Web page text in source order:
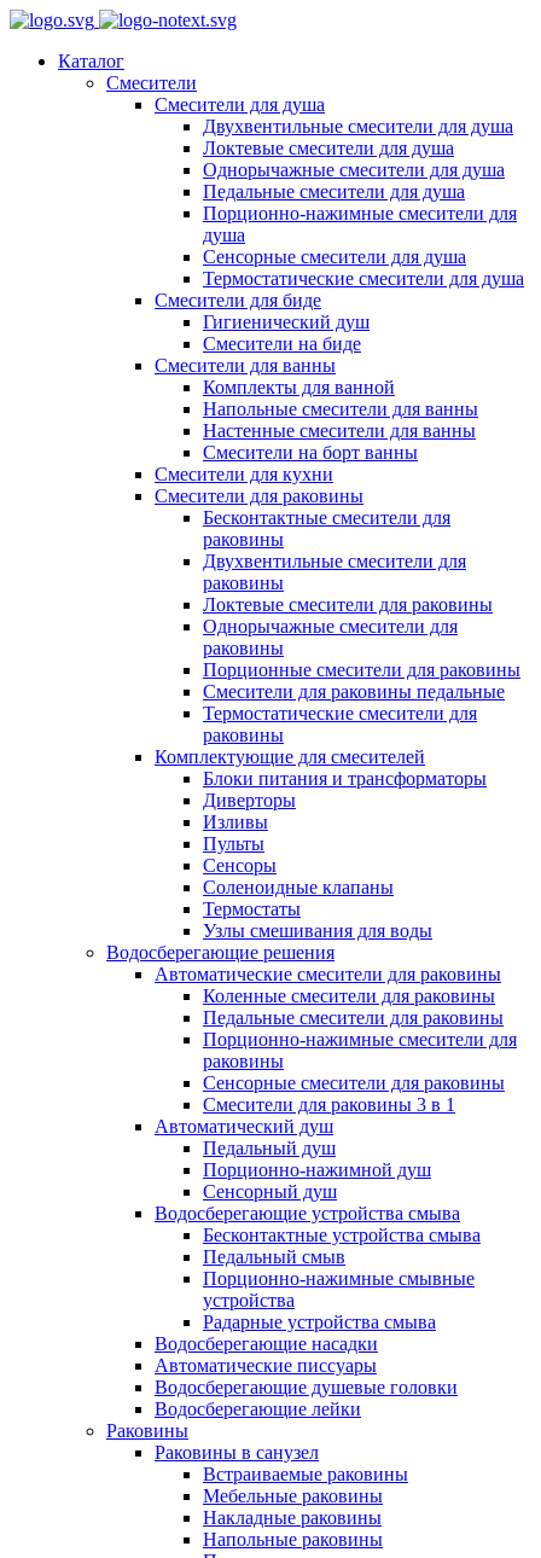
Каталог
Смесители
Смесители для душа
Двухвентильные смесители для душа
Локтевые смесители для душа
Однорычажные смесители для душа
Педальные смесители для душа
Порционно-нажимные смесители для
душа
Сенсорные смесители для душа
Термостатические смесители для душа
Смесители для биде
Гигиенический душ
Смесители на биде
Смесители для ванны
Комплекты для ванной
Напольные смесители для ванны
Настенные смесители для ванны
Смесители на борт ванны
Смесители для кухни
Смесители для раковины
Бесконтактные смесители для
раковины
Двухвентильные смесители для
раковины
Локтевые смесители для раковины
Однорычажные смесители для
раковины
Порционные смесители для раковины
Смесители для раковины педальные
Термостатические смесители для
раковины
Комплектующие для смесителей
Блоки питания и трансформаторы
Диверторы
Изливы
Пульты
Сенсоры
Соленоидные клапаны
Термостаты
Узлы смешивания для воды
Водосберегающие решения
Автоматические смесители для раковины
Коленные смесители для раковины
Педальные смесители для раковины
Порционно-нажимные смесители для
раковины
Сенсорные смесители для раковины
Смесители для раковины 3 в 1
Автоматический душ
Педальный душ
Порционно-нажимной душ
Сенсорный душ
Водосберегающие устройства смыва
Бесконтактные устройства смыва
Педальный смыв
Порционно-нажимные смывные
устройства
Радарные устройства смыва
Водосберегающие насадки
Автоматические писсуары
Водосберегающие душевые головки
Водосберегающие лейки
Раковины
Раковины в санузел
Встраиваемые раковины
Мебельные раковины
Накладные раковины
Напольные раковины